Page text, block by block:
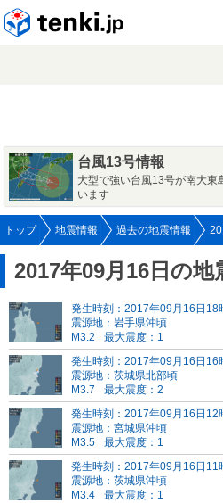
台風13号情報
大型で強い台風13号が南大
います
トップ 地震情報 過去の地震情報
2017年09月16日の地
発生時刻：2017年09月16日18
震源地：岩手県沖頃
M3.2
最大震度：1
発生時刻：2017年09月16日16
震源地：茨城県北部頃
M3.7
最大震度：2
発生時刻：2017年09月16日12
震源地：宮城県沖頃
M3.5
最大震度：1
発生時刻：2017年09月16日11
震源地：茨城県沖頃
M3.4
最大震度：1